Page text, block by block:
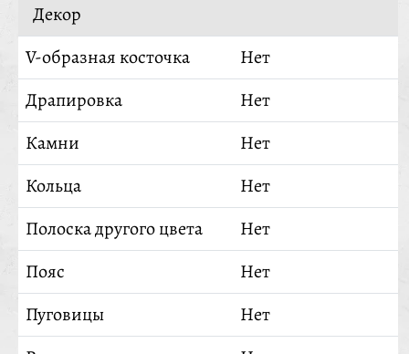
Декор
V-образная косточка
Нет
Драпировка
Нет
Камни
Нет
Кольца
Нет
Полоска другого цвета
Нет
Пояс
Нет
Пуговицы
Нет